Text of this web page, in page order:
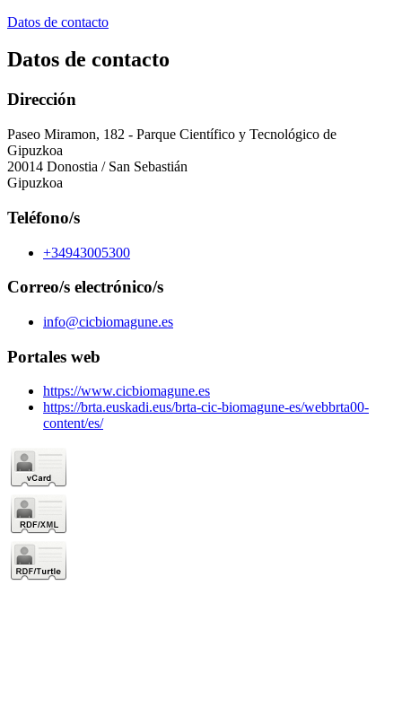
Datos de contacto
Datos de contacto
Dirección
Paseo Miramon, 182 - Parque Científico y Tecnológico de
Gipuzkoa
20014 Donostia / San Sebastián
Gipuzkoa
Teléfono/s
+34943005300
Correo/s electrónico/s
info@cicbiomagune.es
Portales web
https://www.cicbiomagune.es
https://brta.euskadi.eus/brta-cic-biomagune-es/webbrta00-
content/es/